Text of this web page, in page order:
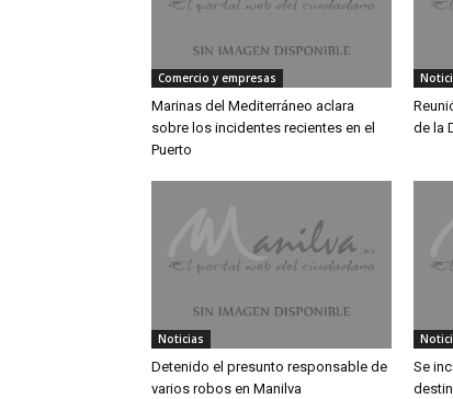
Comercio y empresas
Marinas del Mediterráneo aclara
sobre los incidentes recientes en el
Puerto
de la
Noticias
Detenido el presunto responsable de
varios robos en Manilva
Se